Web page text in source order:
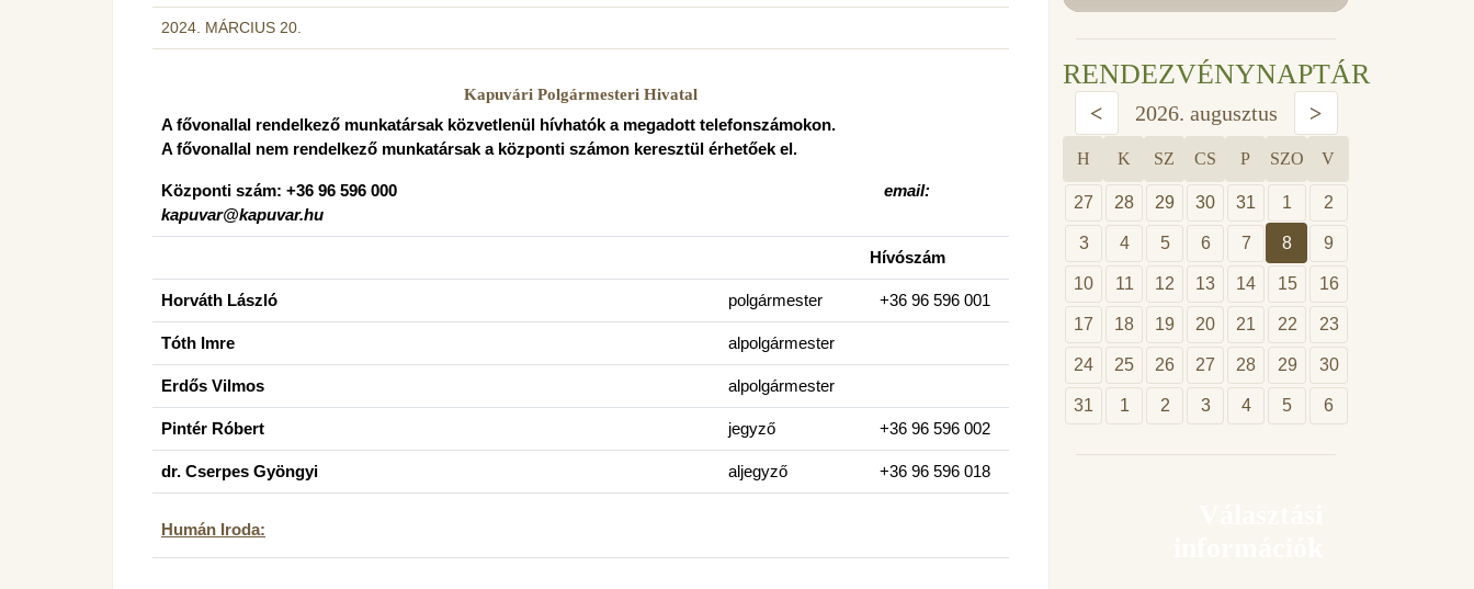
2024. MÁRCIUS 20.
Kapuvári Polgármesteri Hivatal
A fővonallal rendelkező munkatársak közvetlenül hívhatók a megadott telefonszámokon.
A fővonallal nem rendelkező munkatársak a központi számon keresztül érhetőek el.
Központi szám: +36 96 596 000 email:
kapuvar@kapuvar.hu
Hívószám
Horváth László polgármester +36 96 596 001
Tóth Imre alpolgármester
Erdős Vilmos alpolgármester
Pintér Róbert jegyző +36 96 596 002
dr. Cserpes Gyöngyi aljegyző +36 96 596 018
Humán Iroda:
RENDEZVÉNYNAPTÁR
< 2026. augusztus >
H K SZ CS P SZO V
27 28 29 30 31 1 2
3 4 5 6 7 8 9
10 11 12 13 14 15 16
17 18 19 20 21 22 23
24 25 26 27 28 29 30
31 1 2 3 4 5 6